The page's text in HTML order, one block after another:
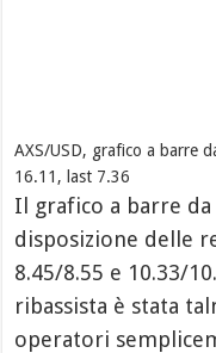
AXS/USD, grafico a barre
16.11, last 7.36
Il grafico a barre da
disposizione delle
8.45/8.55 e 10.33/
ribassista è stata
operatori